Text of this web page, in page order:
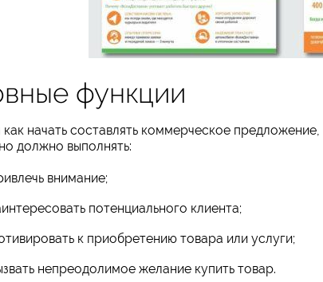
функции
начать составлять коммерческое
должно выполнять:
внимание;
потенциального клиента;
к приобретению товара или услуги;
непреодолимое желание купить товар.